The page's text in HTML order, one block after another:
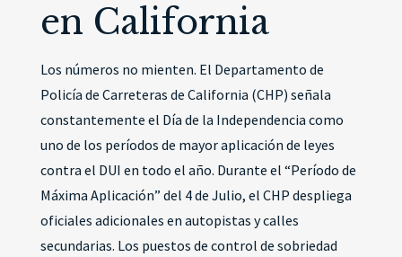
en California
Los números no mienten. El Departamento de
Policía de Carreteras de California (CHP) señala
constantemente el Día de la Independencia como
uno de los períodos de mayor aplicación de leyes
contra el DUI en todo el año. Durante el “Período de
Máxima Aplicación” del 4 de Julio, el CHP despliega
oficiales adicionales en autopistas y calles
secundarias. Los puestos de control de sobriedad